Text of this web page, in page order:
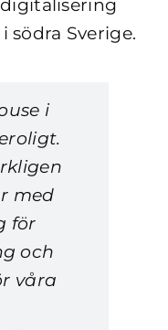
Sverige.
i
med
för
och
våra